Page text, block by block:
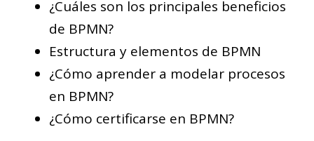
¿Cuáles son los principales beneficios
de BPMN?
Estructura y elementos de BPMN
¿Cómo aprender a modelar procesos
en BPMN?
¿Cómo certificarse en BPMN?